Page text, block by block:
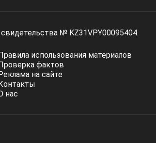
№ KZ31VPY00095404.
Правила использования материалов
Проверка фактов
Реклама на сайте
Контакты
нас